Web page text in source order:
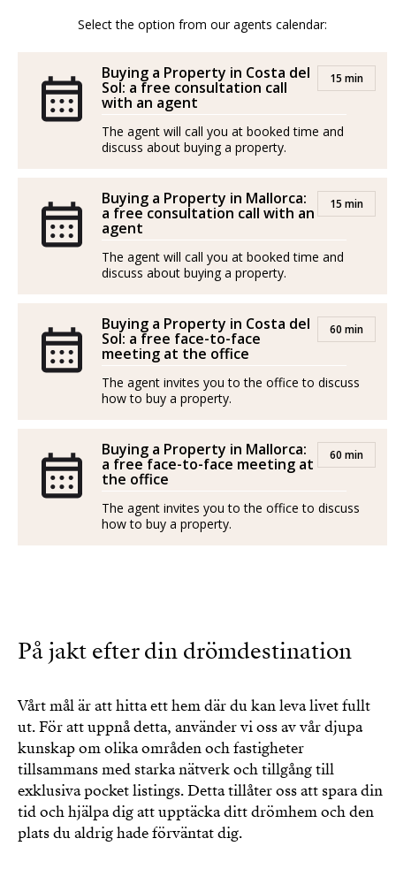
Select the option from our agents calendar:
Buying a Property in Costa del
Sol: a free consultation call
with an agent
15 min
The agent will call you at booked time and
discuss about buying a property.
Buying a Property in Mallorca:
a free consultation call with an
agent
15 min
The agent will call you at booked time and
discuss about buying a property.
Buying a Property in Costa del
Sol: a free face-to-face
meeting at the office
60 min
The agent invites you to the office to discuss
how to buy a property.
Buying a Property in Mallorca:
a free face-to-face meeting at
the office
60 min
The agent invites you to the office to discuss
how to buy a property.
På jakt efter din drömdestination
Vårt mål är att hitta ett hem där du kan leva livet fullt
ut. För att uppnå detta, använder vi oss av vår djupa
kunskap om olika områden och fastigheter
tillsammans med starka nätverk och tillgång till
exklusiva pocket listings. Detta tillåter oss att spara din
tid och hjälpa dig att upptäcka ditt drömhem och den
plats du aldrig hade förväntat dig.